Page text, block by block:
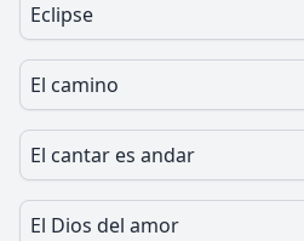
Eclipse
El camino
El cantar es andar
El Dios del amor